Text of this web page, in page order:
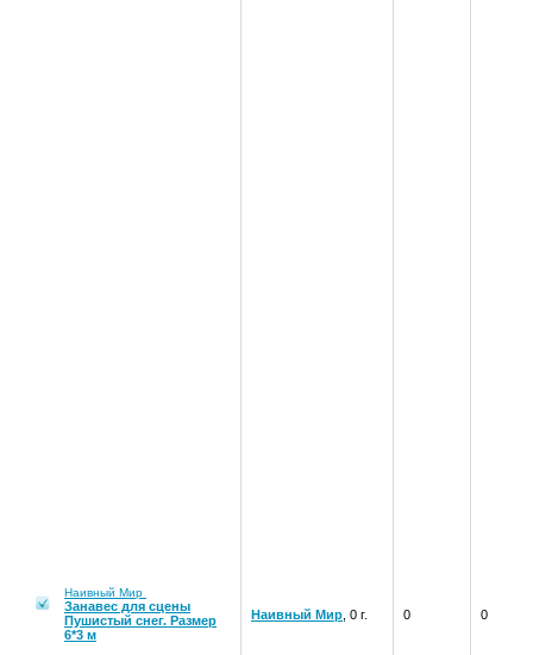
Наивный Мир
Занавес для сцены
Пушистый снег. Размер
6*3 м
Наивный Мир , 0 г. 0 0